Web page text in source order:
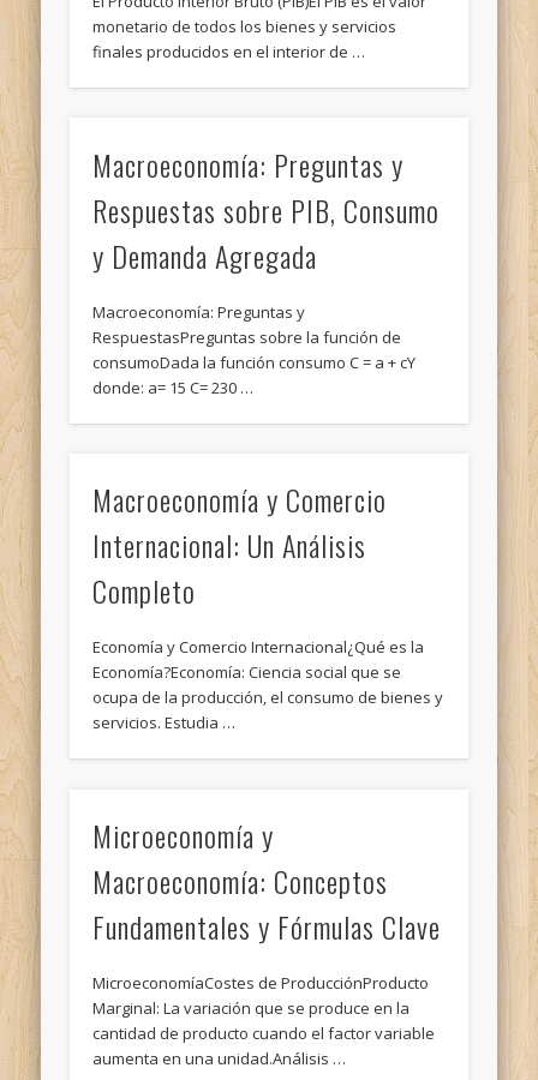
monetario de todos los bienes y servicios
finales producidos en el interior de …
Macroeconomía: Preguntas y
Respuestas sobre PIB, Consumo
y Demanda Agregada
Macroeconomía: Preguntas y
RespuestasPreguntas sobre la función de
consumoDada la función consumo C = a + cY
donde: a= 15 C= 230 …
Macroeconomía y Comercio
Internacional: Un Análisis
Completo
Economía y Comercio Internacional¿Qué es la
Economía?Economía: Ciencia social que se
ocupa de la producción, el consumo de bienes y
servicios. Estudia …
Microeconomía y
Macroeconomía: Conceptos
Fundamentales y Fórmulas Clave
MicroeconomíaCostes de ProducciónProducto
Marginal: La variación que se produce en la
cantidad de producto cuando el factor variable
aumenta en una unidad.Análisis …